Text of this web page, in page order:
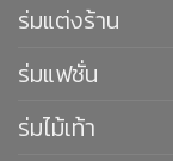
ร่มแต่งร้าน
ร่มแฟชั่น
ร่มไม้เท้า